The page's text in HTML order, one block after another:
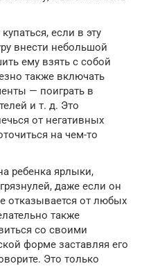
если в эту
внести небольшой
ему взять с собой
также включать
— поиграть в
и т. д. Это
от негативных
на чем-то
ребенка ярлыки,
даже если он
отказывается от любых
также
со своими
форме заставляя его
Это только